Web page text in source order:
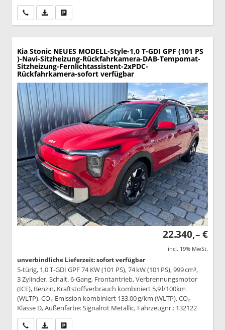
Wir rufen Sie anPDF-Datei, Fahrzeugexposé drucken
Kia Stonic NEUES MODELL-Style-1,0 T-GDI GPF (101 PS
)-Navi-Sitzheizung-Rückfahrkamera-DAB-Tempomat-
Sitzheizung-Fernlichtassistent-2xPDC-
Rückfahrkamera-sofort verfügbar
22.340,– €
incl. 19% MwSt.
unverbindliche Lieferzeit: sofort verfügbar
5-türig, 1,0 T-GDI GPF 74 KW (101 PS), 74 kW (101 PS), 999 cm³,
3 Zylinder, Schalt. 6-Gang, Frontantrieb, Verbrennungsmotor
(ICE), Benzin, Kraftstoffverbrauch kombiniert 5,9 l/100km
(WLTP), CO₂-Emission kombiniert 133.00 g/km (WLTP), CO₂-
Klasse D, Außenfarbe: Signalrot Metallic, Fahrzeugnr.: 132122
Wir rufen Sie anPDF-Datei, Fahrzeugexposé drucken